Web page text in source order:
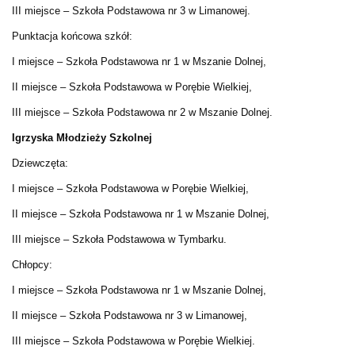
III miejsce – Szkoła Podstawowa nr 3 w Limanowej.
Punktacja końcowa szkół:
I miejsce – Szkoła Podstawowa nr 1 w Mszanie Dolnej,
II miejsce – Szkoła Podstawowa w Porębie Wielkiej,
III miejsce – Szkoła Podstawowa nr 2 w Mszanie Dolnej.
Igrzyska Młodzieży Szkolnej
Dziewczęta:
I miejsce – Szkoła Podstawowa w Porębie Wielkiej,
II miejsce – Szkoła Podstawowa nr 1 w Mszanie Dolnej,
III miejsce – Szkoła Podstawowa w Tymbarku.
Chłopcy:
I miejsce – Szkoła Podstawowa nr 1 w Mszanie Dolnej,
II miejsce – Szkoła Podstawowa nr 3 w Limanowej,
III miejsce – Szkoła Podstawowa w Porębie Wielkiej.